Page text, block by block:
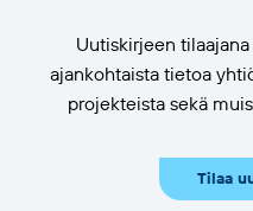
Uutiskirjeen
ajankohtaista tietoa
projekteista sekä
Tilaa